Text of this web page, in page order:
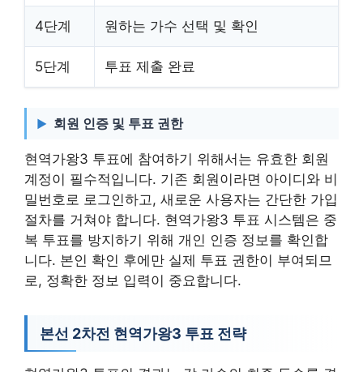
4단계 원하는 가수 선택 및 확인
5단계 투표 제출 완료
회원 인증 및 투표 권한
현역가왕3 투표에 참여하기 위해서는 유효한 회원
계정이 필수적입니다. 기존 회원이라면 아이디와 비
밀번호로 로그인하고, 새로운 사용자는 간단한 가입
절차를 거쳐야 합니다. 현역가왕3 투표 시스템은 중
복 투표를 방지하기 위해 개인 인증 정보를 확인합
니다. 본인 확인 후에만 실제 투표 권한이 부여되므
로, 정확한 정보 입력이 중요합니다.
본선 2차전 현역가왕3 투표 전략